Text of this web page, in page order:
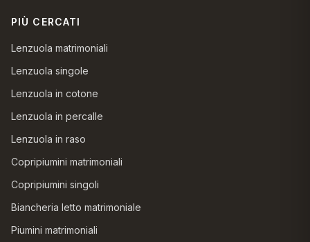
PIÙ CERCATI
Lenzuola matrimoniali
Lenzuola singole
Lenzuola in cotone
Lenzuola in percalle
Lenzuola in raso
Copripiumini matrimoniali
Copripiumini singoli
Biancheria letto matrimoniale
Piumini matrimoniali